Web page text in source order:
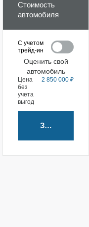
Стоимость
автомобиля
С учетом
трейд-ин
Оценить свой
автомобиль
Цена
без
учета
выгод
2 850 000 ₽